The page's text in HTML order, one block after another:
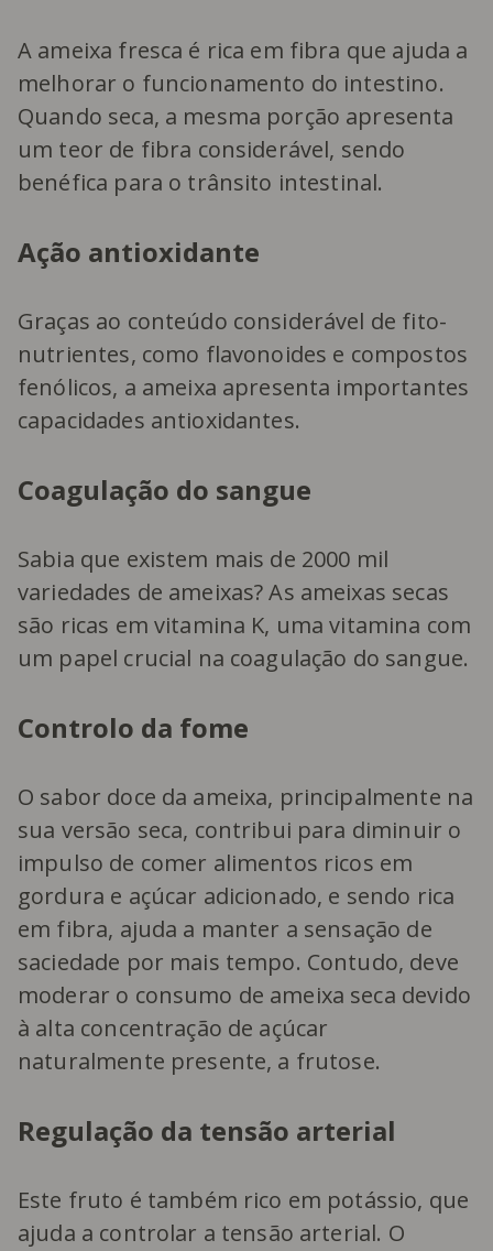
A ameixa fresca é rica em fibra que ajuda a
melhorar o funcionamento do intestino.
Quando seca, a mesma porção apresenta
um teor de fibra considerável, sendo
benéfica para o trânsito intestinal.
Ação antioxidante
Graças ao conteúdo considerável de fito-
nutrientes, como flavonoides e compostos
fenólicos, a ameixa apresenta importantes
capacidades antioxidantes.
Coagulação do sangue
Sabia que existem mais de 2000 mil
variedades de ameixas? As ameixas secas
são ricas em vitamina K, uma vitamina com
um papel crucial na coagulação do sangue.
Controlo da fome
O sabor doce da ameixa, principalmente na
sua versão seca, contribui para diminuir o
impulso de comer alimentos ricos em
gordura e açúcar adicionado, e sendo rica
em fibra, ajuda a manter a sensação de
saciedade por mais tempo. Contudo, deve
moderar o consumo de ameixa seca devido
à alta concentração de açúcar
naturalmente presente, a frutose.
Regulação da tensão arterial
Este fruto é também rico em potássio, que
ajuda a controlar a tensão arterial. O